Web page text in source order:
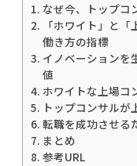
なぜ今、トップコ
「ホワイト」と
働き方の指標
イノベーション
値
ホワイトな上場コ
トップコンサル
転職を成功させる
まとめ
参考URL